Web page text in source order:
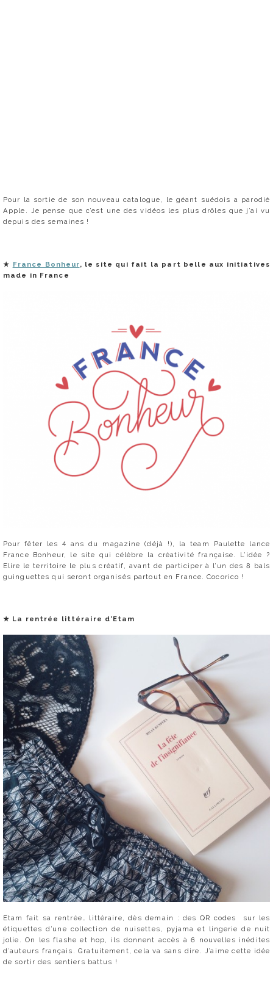
Pour la sortie de son nouveau catalogue, le géant suédois a parodié
Apple. Je pense que c’est une des vidéos les plus drôles que j’ai vu
depuis des semaines !
★ France Bonheur, le site qui fait la part belle aux initiatives
made in France
Pour fêter les 4 ans du magazine (déjà !), la team Paulette lance
France Bonheur, le site qui célèbre la créativité française. L’idée ?
Elire le territoire le plus créatif, avant de participer à l’un des 8 bals
guinguettes qui seront organisés partout en France. Cocorico !
★ La rentrée littéraire d’Etam
Etam fait sa rentrée… littéraire, dès demain : des QR codes sur les
étiquettes d’une collection de nuisettes, pyjama et lingerie de nuit
jolie. On les flashe et hop, ils donnent accès à 6 nouvelles inédites
d’auteurs français. Gratuitement, cela va sans dire. J’aime cette idée
de sortir des sentiers battus !